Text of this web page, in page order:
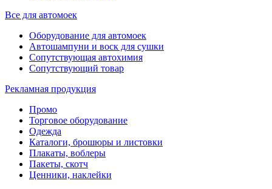
Все для автомоек
Оборудование для автомоек
Автошампуни и воск для сушки
Сопутствующая автохимия
Сопутствующий товар
Рекламная продукция
Промо
Торговое оборудование
Одежда
Каталоги, брошюры и листовки
Плакаты, воблеры
Пакеты, скотч
Ценники, наклейки